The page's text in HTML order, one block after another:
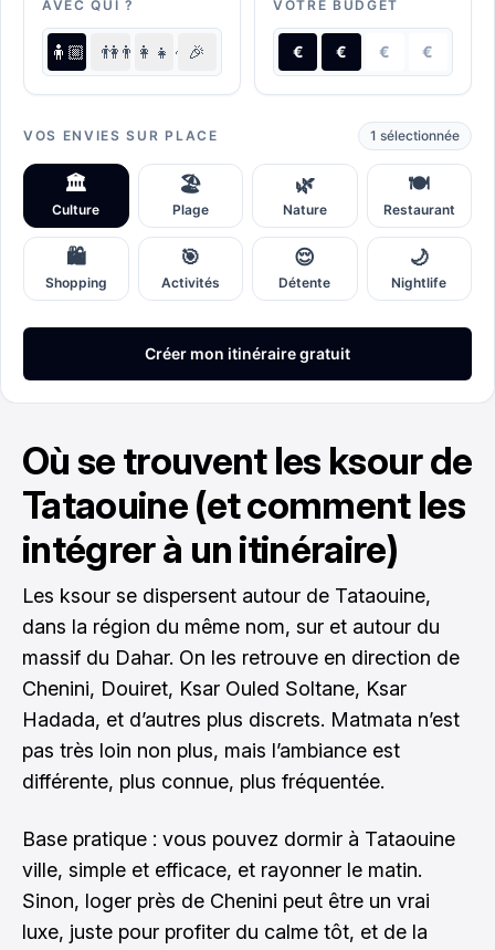
Où se trouvent les ksour de
Tataouine (et comment les
intégrer à un itinéraire)
Les ksour se dispersent autour de Tataouine,
dans la région du même nom, sur et autour du
massif du Dahar. On les retrouve en direction de
Chenini, Douiret, Ksar Ouled Soltane, Ksar
Hadada, et d’autres plus discrets. Matmata n’est
pas très loin non plus, mais l’ambiance est
différente, plus connue, plus fréquentée.
Base pratique : vous pouvez dormir à Tataouine
ville, simple et efficace, et rayonner le matin.
Sinon, loger près de Chenini peut être un vrai
luxe, juste pour profiter du calme tôt, et de la